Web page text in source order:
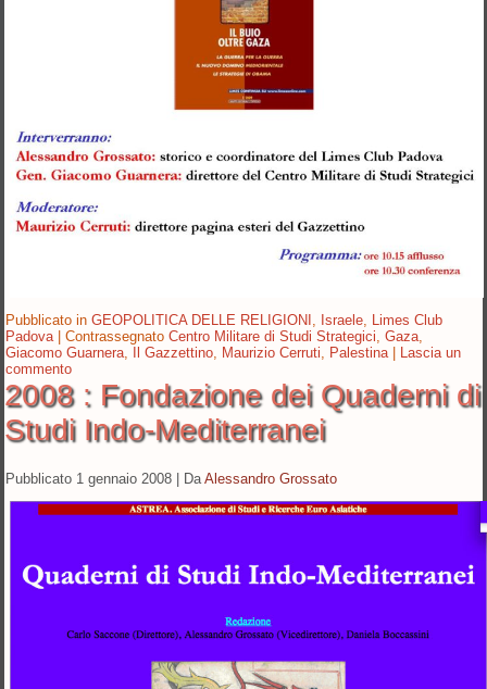
Pubblicato in GEOPOLITICA DELLE RELIGIONI Israele
Limes Club
Padova |Contrassegnato Centro Militare di Studi Strategici ,Gaza
Giacomo Guarnera
Il Gazzettino Maurizio Cerruti Palestina
Lascia un
commento
2008 : Fondazione dei Quaderni di
Studi Indo-Mediterranei
Pubblicato 1 gennaio 2008 Da Alessandro Grossato